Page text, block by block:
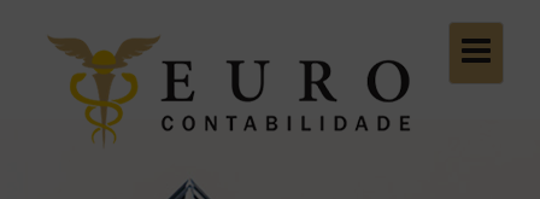
Toggle